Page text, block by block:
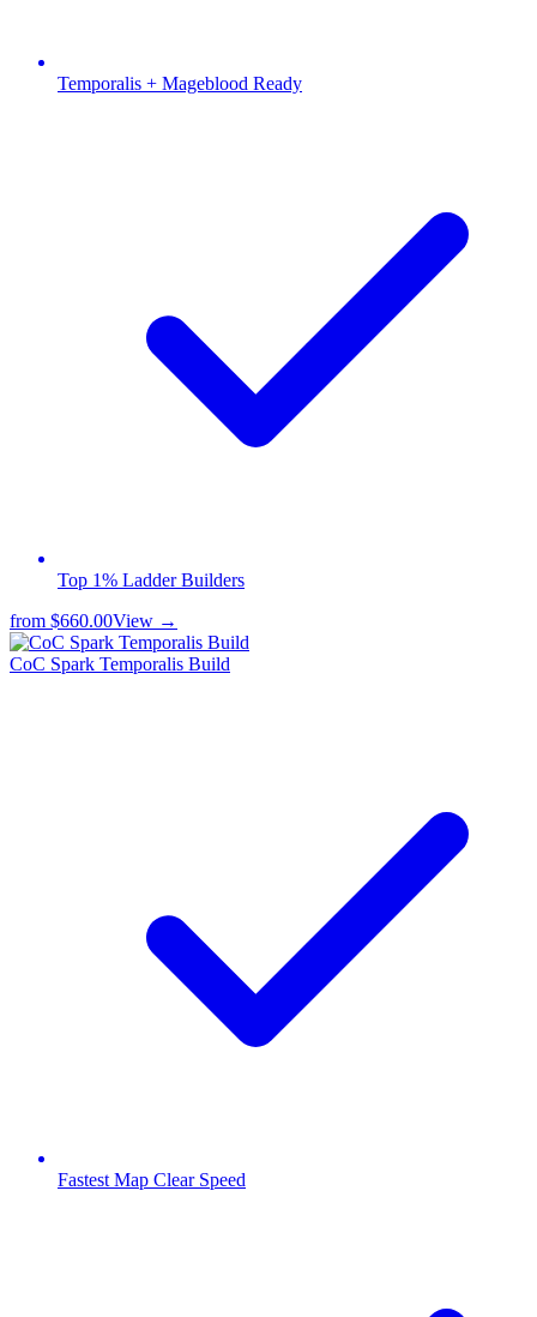
Temporalis + Mageblood Ready
Top 1% Ladder Builders
from $660.00View →
CoC Spark Temporalis Build
Fastest Map Clear Speed